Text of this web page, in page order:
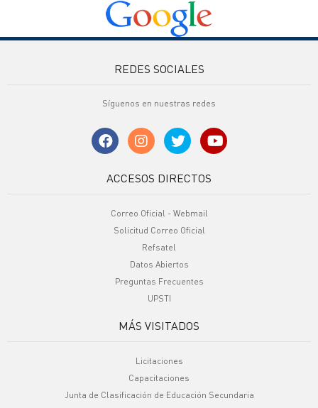
REDES SOCIALES
Síguenos en nuestras redes
ACCESOS DIRECTOS
Correo Oficial - Webmail
Solicitud Correo Oficial
Refsatel
Datos Abiertos
Preguntas Frecuentes
UPSTI
MÁS VISITADOS
Licitaciones
Capacitaciones
Junta de Clasificación de Educación Secundaria